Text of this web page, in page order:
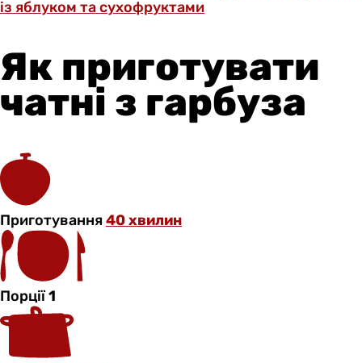
із яблуком та сухофруктами
Як приготувати
чатні з гарбуза
Приготування40 хвилин
Порції1